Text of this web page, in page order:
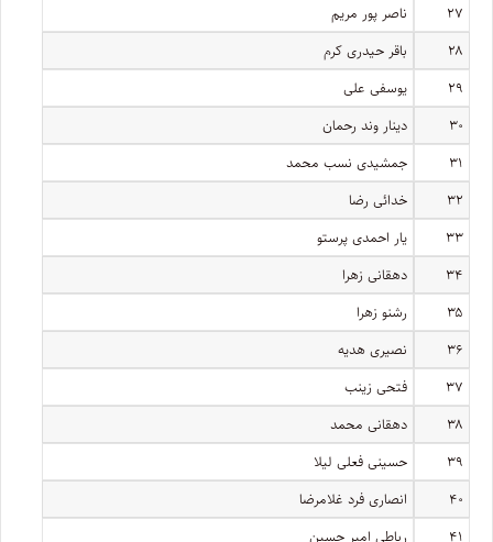
۲۷
ناصر پور مریم
۲۸
باقر حیدری کرم
۲۹
یوسفی علی
۳۰
دینار وند رحمان
۳۱
جمشیدی نسب محمد
۳۲
خدائی رضا
۳۳
یار احمدی پرستو
۳۴
دهقانی زهرا
۳۵
رشنو زهرا
۳۶
نصیری هدیه
۳۷
فتحی زینب
۳۸
دهقانی محمد
۳۹
حسینی فعلی لیلا
۴۰
انصاری فرد غلامرضا
۴۱
رباطی امیر حسین